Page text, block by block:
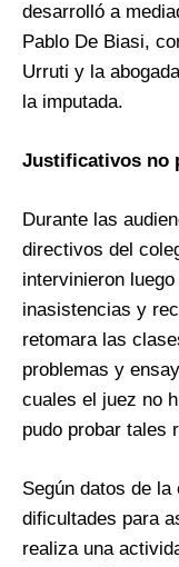
desarrolló a
Pablo De Biasi,
Urruti y la
la imputada.
Justificativos no
Durante las
directivos del
intervinieron
inasistencias y
retomara las
problemas y
cuales el juez no
pudo probar tales
Según datos de la
dificultades para
realiza una